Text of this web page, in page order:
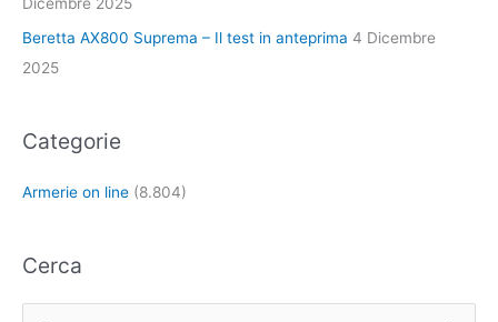
Dicembre 2025
Beretta AX800 Suprema – Il test in anteprima 4 Dicembre
2025
Categorie
Armerie on line (8.804)
Cerca